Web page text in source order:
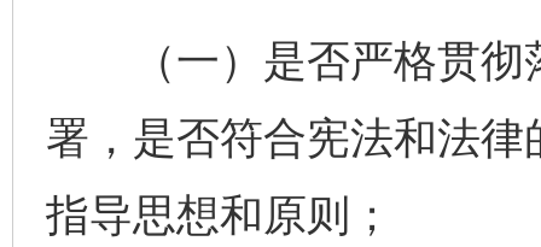
（一）是否严格贯彻
署，是否符合宪法和法
指导思想和原则；